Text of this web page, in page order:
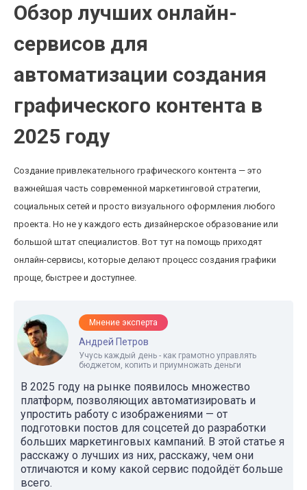
Обзор лучших онлайн-
сервисов для
автоматизации создания
графического контента в
2025 году
Создание привлекательного графического контента — это
важнейшая часть современной маркетинговой стратегии,
социальных сетей и просто визуального оформления любого
проекта. Но не у каждого есть дизайнерское образование или
большой штат специалистов. Вот тут на помощь приходят
онлайн-сервисы, которые делают процесс создания графики
проще, быстрее и доступнее.
Мнение эксперта
Андрей Петров
Учусь каждый день - как грамотно управлять
бюджетом, копить и приумножать деньги
В 2025 году на рынке появилось множество
платформ, позволяющих автоматизировать и
упростить работу с изображениями — от
подготовки постов для соцсетей до разработки
больших маркетинговых кампаний. В этой статье я
расскажу о лучших из них, расскажу, чем они
отличаются и кому какой сервис подойдёт больше
всего.